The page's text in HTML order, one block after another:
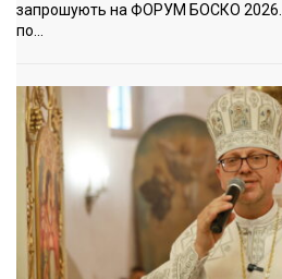
запрошують на ФОРУМ БОСКО 2026.
по...